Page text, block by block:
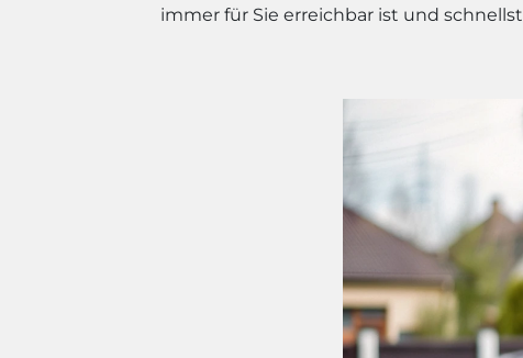
immer für Sie erreichbar ist und